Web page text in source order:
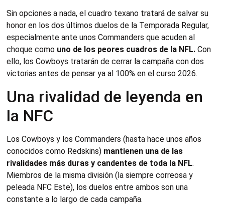
Sin opciones a nada, el cuadro texano tratará de salvar su
honor en los dos últimos duelos de la Temporada Regular,
especialmente ante unos Commanders que acuden al
choque como uno de los peores cuadros de la NFL. Con
ello, los Cowboys tratarán de cerrar la campaña con dos
victorias antes de pensar ya al 100% en el curso 2026.
Una rivalidad de leyenda en
la NFC
Los Cowboys y los Commanders (hasta hace unos años
conocidos como Redskins) mantienen una de las
rivalidades más duras y candentes de toda la NFL.
Miembros de la misma división (la siempre correosa y
peleada NFC Este), los duelos entre ambos son una
constante a lo largo de cada campaña.